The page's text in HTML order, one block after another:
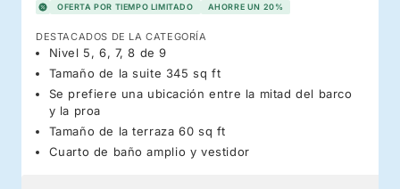
OFERTA POR TIEMPO LIMITADO AHORRE UN 20%
DESTACADOS DE LA CATEGORÍA
Nivel 5, 6, 7, 8 de 9
Tamaño de la suite 345 sq ft
Se prefiere una ubicación entre la mitad del barco
y la proa
Tamaño de la terraza 60 sq ft
Cuarto de baño amplio y vestidor